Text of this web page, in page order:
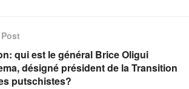
qui est le général Brice Oligui
désigné président de la Transition
putschistes?